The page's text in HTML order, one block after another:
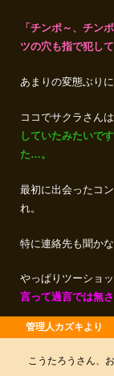
「チンポ～、チン
ツの穴も指で犯して
あまりの変態ぶり
ココでサクラさん
していたみたいで
た…。
最初に出会ったコ
れ。
特に連絡先も聞か
やっぱりツーショ
言って過言では無さ
こうたろうさん、